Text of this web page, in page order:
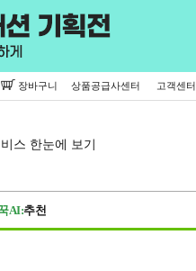
장바구니 상품공급사센터 고객센터
스 한눈에 보기
AI:추천